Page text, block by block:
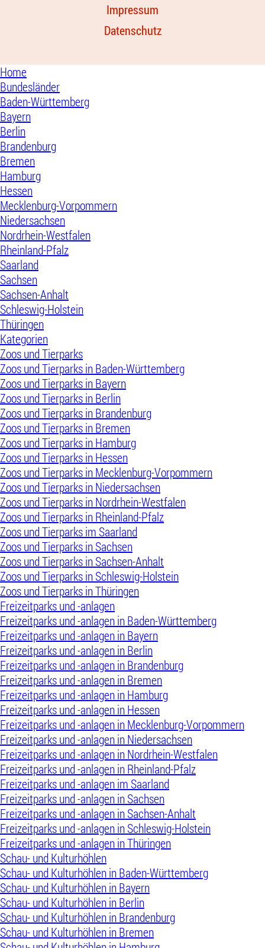
Impressum
Datenschutz
Home
Bundesländer
Baden-Württemberg
Bayern
Berlin
Brandenburg
Bremen
Hamburg
Hessen
Mecklenburg-Vorpommern
Niedersachsen
Nordrhein-Westfalen
Rheinland-Pfalz
Saarland
Sachsen
Sachsen-Anhalt
Schleswig-Holstein
Thüringen
Kategorien
Zoos und Tierparks
Zoos und Tierparks in Baden-Württemberg
Zoos und Tierparks in Bayern
Zoos und Tierparks in Berlin
Zoos und Tierparks in Brandenburg
Zoos und Tierparks in Bremen
Zoos und Tierparks in Hamburg
Zoos und Tierparks in Hessen
Zoos und Tierparks in Mecklenburg-Vorpommern
Zoos und Tierparks in Niedersachsen
Zoos und Tierparks in Nordrhein-Westfalen
Zoos und Tierparks in Rheinland-Pfalz
Zoos und Tierparks im Saarland
Zoos und Tierparks in Sachsen
Zoos und Tierparks in Sachsen-Anhalt
Zoos und Tierparks in Schleswig-Holstein
Zoos und Tierparks in Thüringen
Freizeitparks und -anlagen
Freizeitparks und -anlagen in Baden-Württemberg
Freizeitparks und -anlagen in Bayern
Freizeitparks und -anlagen in Berlin
Freizeitparks und -anlagen in Brandenburg
Freizeitparks und -anlagen in Bremen
Freizeitparks und -anlagen in Hamburg
Freizeitparks und -anlagen in Hessen
Freizeitparks und -anlagen in Mecklenburg-Vorpommern
Freizeitparks und -anlagen in Niedersachsen
Freizeitparks und -anlagen in Nordrhein-Westfalen
Freizeitparks und -anlagen in Rheinland-Pfalz
Freizeitparks und -anlagen im Saarland
Freizeitparks und -anlagen in Sachsen
Freizeitparks und -anlagen in Sachsen-Anhalt
Freizeitparks und -anlagen in Schleswig-Holstein
Freizeitparks und -anlagen in Thüringen
Schau- und Kulturhöhlen
Schau- und Kulturhöhlen in Baden-Württemberg
Schau- und Kulturhöhlen in Bayern
Schau- und Kulturhöhlen in Berlin
Schau- und Kulturhöhlen in Brandenburg
Schau- und Kulturhöhlen in Bremen